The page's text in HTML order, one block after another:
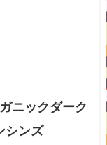
ニックダーク
シンズ